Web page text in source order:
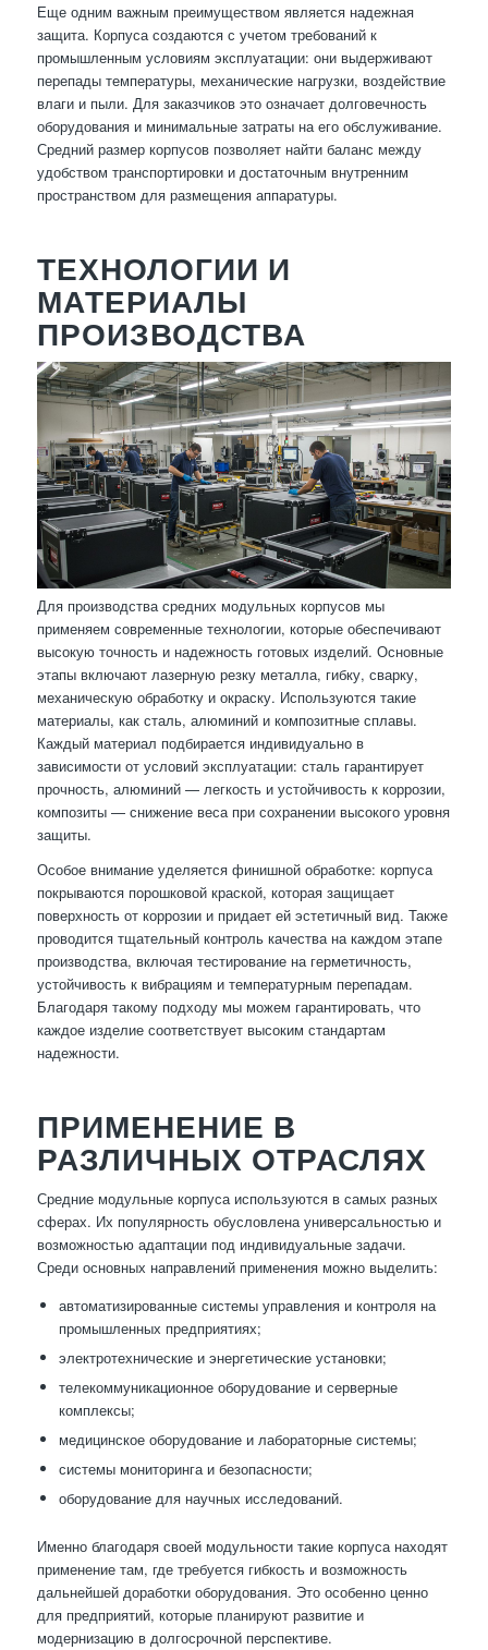
Еще одним важным преимуществом является надежная
защита. Корпуса создаются с учетом требований к
промышленным условиям эксплуатации: они выдерживают
перепады температуры, механические нагрузки, воздействие
влаги и пыли. Для заказчиков это означает долговечность
оборудования и минимальные затраты на его обслуживание.
Средний размер корпусов позволяет найти баланс между
удобством транспортировки и достаточным внутренним
пространством для размещения аппаратуры.
ТЕХНОЛОГИИ И
МАТЕРИАЛЫ
ПРОИЗВОДСТВА
Для производства средних модульных корпусов мы
применяем современные технологии, которые обеспечивают
высокую точность и надежность готовых изделий. Основные
этапы включают лазерную резку металла, гибку, сварку,
механическую обработку и окраску. Используются такие
материалы, как сталь, алюминий и композитные сплавы.
Каждый материал подбирается индивидуально в
зависимости от условий эксплуатации: сталь гарантирует
прочность, алюминий — легкость и устойчивость к коррозии,
композиты — снижение веса при сохранении высокого уровня
защиты.
Особое внимание уделяется финишной обработке: корпуса
покрываются порошковой краской, которая защищает
поверхность от коррозии и придает ей эстетичный вид. Также
проводится тщательный контроль качества на каждом этапе
производства, включая тестирование на герметичность,
устойчивость к вибрациям и температурным перепадам.
Благодаря такому подходу мы можем гарантировать, что
каждое изделие соответствует высоким стандартам
надежности.
ПРИМЕНЕНИЕ В
РАЗЛИЧНЫХ ОТРАСЛЯХ
Средние модульные корпуса используются в самых разных
сферах. Их популярность обусловлена универсальностью и
возможностью адаптации под индивидуальные задачи.
Среди основных направлений применения можно выделить:
автоматизированные системы управления и контроля на
промышленных предприятиях;
электротехнические и энергетические установки;
телекоммуникационное оборудование и серверные
комплексы;
медицинское оборудование и лабораторные системы;
системы мониторинга и безопасности;
оборудование для научных исследований.
Именно благодаря своей модульности такие корпуса находят
применение там, где требуется гибкость и возможность
дальнейшей доработки оборудования. Это особенно ценно
для предприятий, которые планируют развитие и
модернизацию в долгосрочной перспективе.